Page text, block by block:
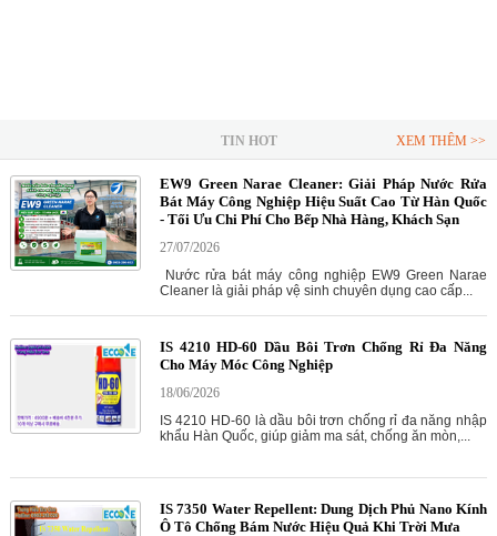
TIN HOT XEM THÊM >>
EW9 Green Narae Cleaner: Giải Pháp Nước Rửa
Bát Máy Công Nghiệp Hiệu Suất Cao Từ Hàn Quốc
- Tối Ưu Chi Phí Cho Bếp Nhà Hàng, Khách Sạn
27/07/2026
Nước rửa bát máy công nghiệp EW9 Green Narae
Cleaner là giải pháp vệ sinh chuyên dụng cao cấp...
IS 4210 HD-60 Dầu Bôi Trơn Chống Rỉ Đa Năng
Cho Máy Móc Công Nghiệp
18/06/2026
IS 4210 HD-60 là dầu bôi trơn chống rỉ đa năng nhập
khẩu Hàn Quốc, giúp giảm ma sát, chống ăn mòn,...
IS 7350 Water Repellent: Dung Dịch Phủ Nano Kính
Ô Tô Chống Bám Nước Hiệu Quả Khi Trời Mưa